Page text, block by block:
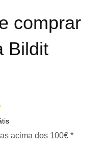
comprar
Bildit
acima dos 100€ *